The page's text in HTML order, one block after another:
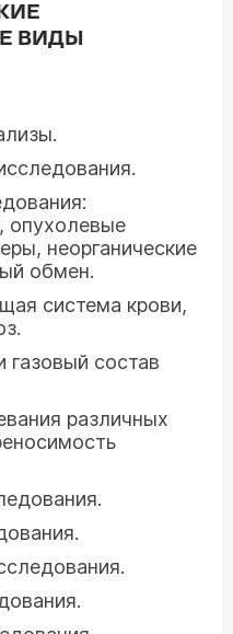
ВИДЫ
опухолевые
неорганические
обмен.
система крови,
состав
различных